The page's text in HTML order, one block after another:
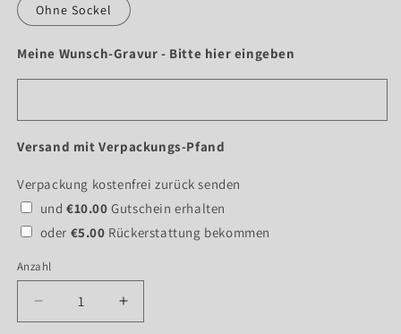
Ohne Sockel
Meine Wunsch-Gravur - Bitte hier eingeben
Versand mit Verpackungs-Pfand
Verpackung kostenfrei zurück senden
und€10.00 Gutschein erhalten
oder €5.00 Rückerstattung bekommen
Anzahl
Verringere
die
Erhöhe
die